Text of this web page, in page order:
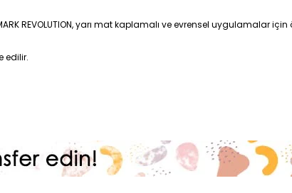
REVOLUTION, yarı mat kaplamalı ve evrensel uygulamalar
edilir.